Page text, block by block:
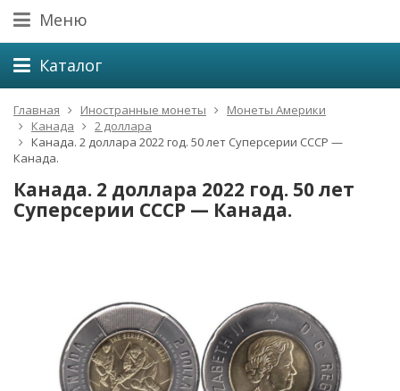
Меню
Каталог
Главная Иностранные монеты
Монеты Америки
Канада
2 доллара
Канада. 2 доллара 2022 год. 50 лет Суперсерии СССР —
Канада.
Канада. 2 доллара 2022 год. 50 лет
Суперсерии СССР — Канада.